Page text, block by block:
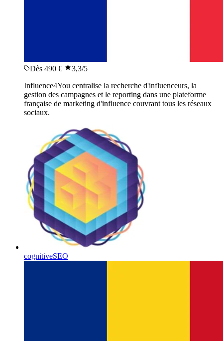
Dès 490 € 3,3/5
Influence4You centralise la recherche d'influenceurs, la
gestion des campagnes et le reporting dans une plateforme
française de marketing d'influence couvrant tous les réseaux
sociaux.
cognitiveSEO